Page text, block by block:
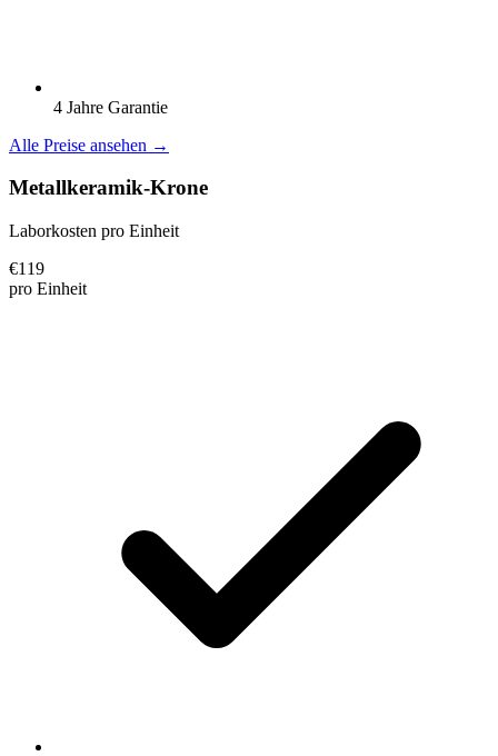
4 Jahre Garantie
Alle Preise ansehen →
Metallkeramik-Krone
Laborkosten pro Einheit
€119
pro Einheit